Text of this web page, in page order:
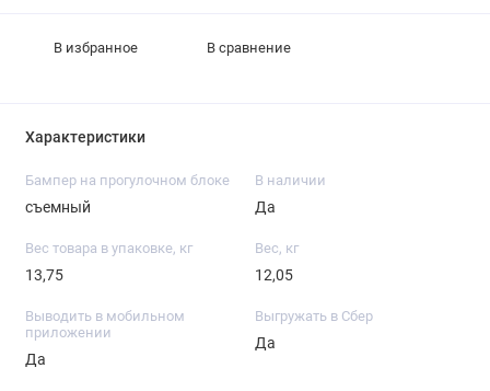
В избранное В сравнение
Характеристики
Бампер на прогулочном блоке
съемный
В наличии
Да
Вес товара в упаковке, кг
13,75
Вес, кг
12,05
Выводить в мобильном
приложении
Да
Выгружать в Сбер
Да